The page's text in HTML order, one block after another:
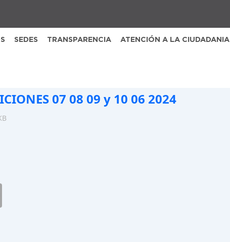
SEDES TRANSPARENCIA ATENCIÓN A LA CIUDADANIA
07 08 09 y 10 06 2024